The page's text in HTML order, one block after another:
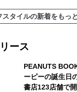
スタイルの新着をもっ
ース
PEANUTS
ーピーの誕生日
書店123店舗で開